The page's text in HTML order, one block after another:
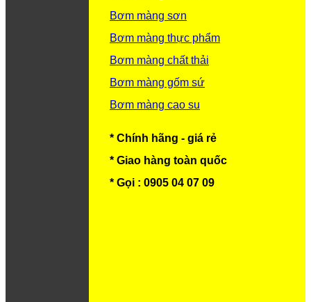
Bơm màng sơn
Bơm màng thực phẩm
Bơm màng chất thải
Bơm màng gốm sứ
Bơm màng cao su
* Chính hãng - giá rẻ
* Giao hàng toàn quốc
* Gọi : 0905 04 07 09